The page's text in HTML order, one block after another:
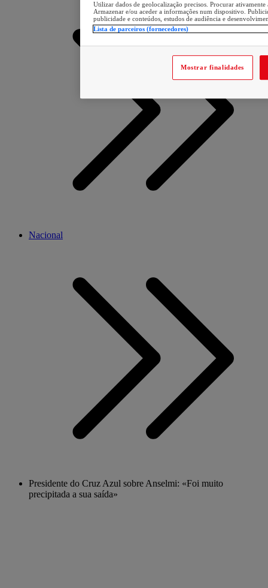
Nacional
Presidente do Cruz Azul sobre Anselmi: «Foi muito
precipitada a sua saída»
Utilizar dados de geolocalização precisos. Procurar
Armazenar e/ou aceder a informações num dispositivo.
publicidade e conteúdos, estudos de audiência e
Lista de parceiros (fornecedores)
Mostrar finalidades